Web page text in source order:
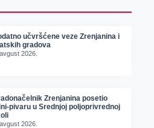
učvršćene veze Zrenjanina i
gradova
2026.
Zrenjanina posetio
pivaru u Srednjoj poljoprivrednoj
2026.